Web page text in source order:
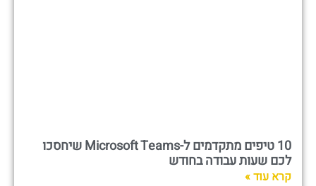
10 טיפים מתקדמים ל-Microsoft Teams שיחסכו
לכם שעות עבודה בחודש
קרא עוד »